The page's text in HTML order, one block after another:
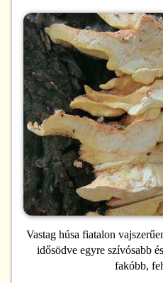
Vastag húsa fiatalon
idősödve egyre szívósabb
fakóbb,